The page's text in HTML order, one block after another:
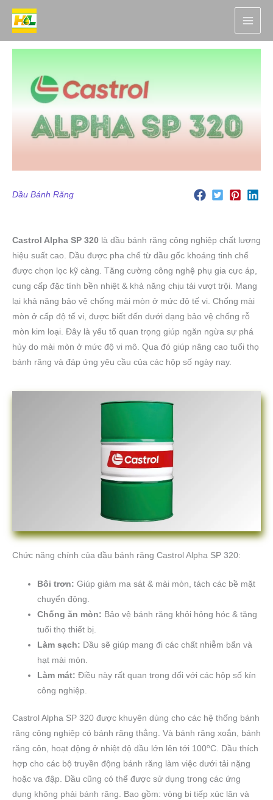
Nhảy
Dầu Bánh Răng
Castrol Alpha SP 320 là dầu bánh răng công nghiệp chất lượng
hiệu suất cao. Dầu được pha chế từ dầu gốc khoáng tinh chế
được chọn lọc kỹ càng. Tăng cường công nghệ phụ gia cực áp,
cung cấp đặc tính bền nhiệt & khả năng chịu tải vượt trội. Mang
lại khả năng bảo vệ chống mài mòn ở mức độ tế vi. Chống mài
mòn ở cấp độ tế vi, được biết đến dưới dạng bảo vệ chống rỗ
mòn kim loại. Đây là yếu tố quan trọng giúp ngăn ngừa sự phá
hủy do mài mòn ở mức độ vi mô. Qua đó giúp nâng cao tuổi thọ
bánh răng và đáp ứng yêu cầu của các hộp số ngày nay.
Chức năng chính của dầu bánh răng Castrol Alpha SP 320:
Bôi trơn: Giúp giảm ma sát & mài mòn, tách các bề mặt
chuyển động.
Chống ăn mòn: Bảo vệ bánh răng khỏi hỏng hóc & tăng
tuổi thọ thiết bị.
Làm sạch: Dầu sẽ giúp mang đi các chất nhiễm bẩn và
hạt mài mòn.
Làm mát: Điều này rất quan trọng đối với các hộp số kín
công nghiệp.
Castrol Alpha SP 320 được khuyên dùng cho các hệ thống bánh
răng công nghiệp có bánh răng thẳng. Và bánh răng xoắn, bánh
răng côn, hoạt động ở nhiệt độ dầu lớn lên tới 100oC. Dầu thích
hợp cho các bộ truyền động bánh răng làm việc dưới tải nặng
hoặc va đập. Dầu cũng có thể được sử dụng trong các ứng
dụng không phải bánh răng. Bao gồm: vòng bi tiếp xúc lăn và